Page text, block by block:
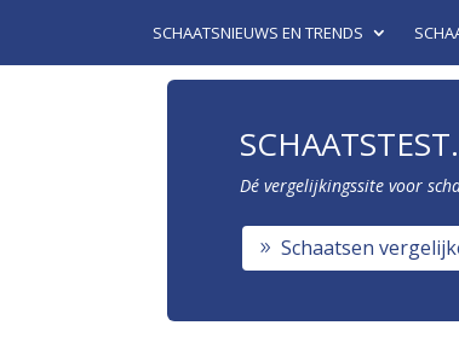
SCHAATSNIEUWS EN TRENDS
Dé vergelijkingssite voor
Schaatsen